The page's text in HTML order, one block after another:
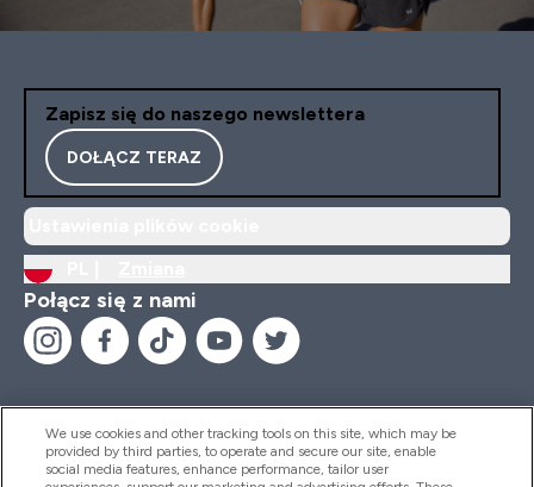
Zapisz się do naszego newslettera
DOŁĄCZ TERAZ
Połącz się z nami
Pomoc I Informacja
We use cookies and other tracking tools on this site, which may be
provided by third parties, to operate and secure our site, enable
social media features, enhance performance, tailor user